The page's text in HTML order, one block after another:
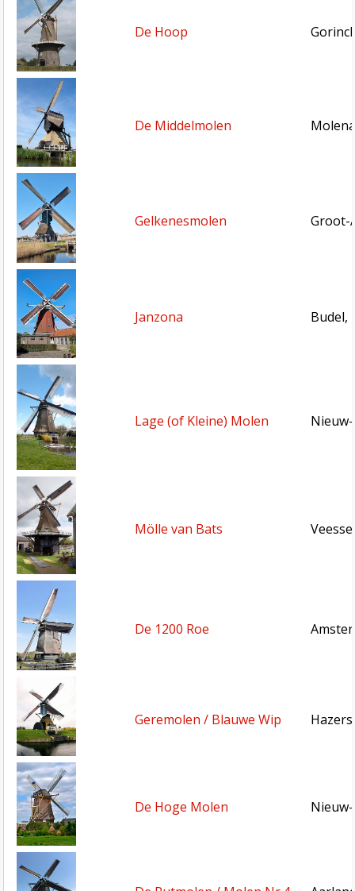
De Hoop
De Middelmolen
Gelkenesmolen Groot-
Janzona Budel,
Lage (of Kleine) Molen
Mölle van Bats
De 1200 Roe
Geremolen / Blauwe Wip
De Hoge Molen